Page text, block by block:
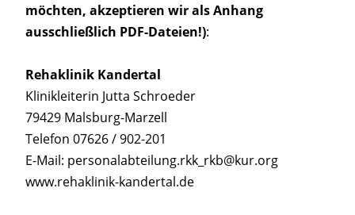
möchten, akzeptieren wir als Anhang
ausschließlich PDF-Dateien!):
Rehaklinik Kandertal
Klinikleiterin Jutta Schroeder
79429 Malsburg-Marzell
Telefon 07626 / 902-201
E-Mail: personalabteilung.rkk_rkb@kur.org
www.rehaklinik-kandertal.de